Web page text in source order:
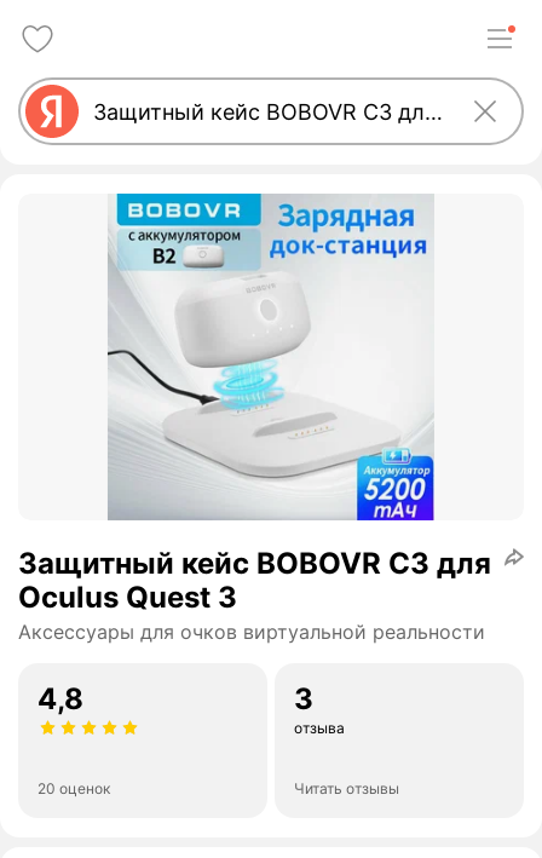
Защитный кейс BOBOVR С3 для
Oculus Quest 3
Аксессуары для очков виртуальной реальности
4,8
20 оценок
3
отзыва
Читать отзывы